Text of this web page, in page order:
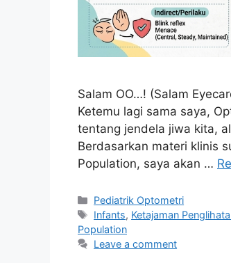
Salam OO…! (Salam
Ketemu lagi sama saya,
tentang jendela jiwa kita,
Berdasarkan materi klinis
Population, saya akan …
Categories
Pediatrik Optometri
Tags
Infants, Ketajaman
Population
Leave a comment